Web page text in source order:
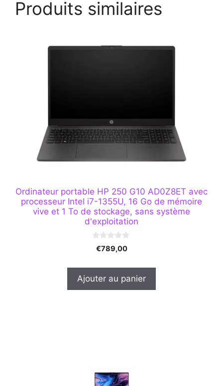
Produits similaires
Ordinateur portable HP 250 G10 AD0Z8ET avec
processeur Intel i7-1355U, 16 Go de mémoire
vive et 1 To de stockage, sans système
d'exploitation
s
r
€789,00
Ajouter au panier